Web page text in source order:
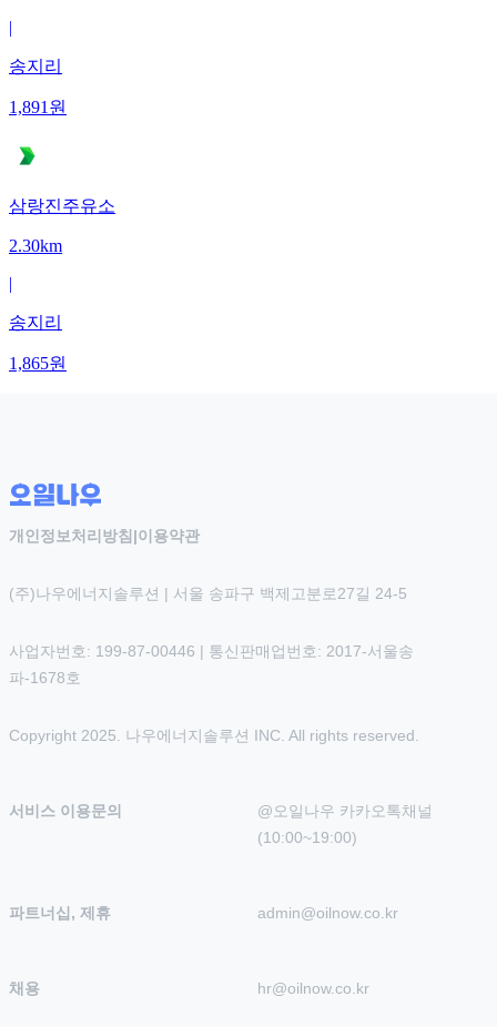
|
송지리
1,891원
삼랑진주유소
2.30km
|
송지리
1,865원
개인정보처리방침 |이용약관
(주)나우에너지솔루션 | 서울 송파구 백제고분로27길 24-5
사업자번호: 199-87-00446 | 통신판매업번호: 2017-서울송
파-1678호
Copyright 2025. 나우에너지솔루션 INC. All rights reserved.
서비스 이용문의
@오일나우 카카오톡채널
(10:00~19:00)
파트너십, 제휴 admin@oilnow.co.kr
채용 hr@oilnow.co.kr